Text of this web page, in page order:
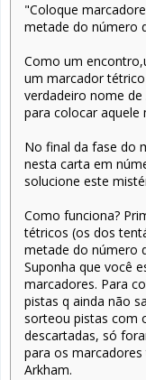
"Coloque
metade do número
Como um
um marcador
verdadeiro nome
para colocar
No final da fase do
nesta carta em
solucione este
Como funciona?
tétricos (os dos
metade do número
Suponha que você
marcadores. Para
pistas q ainda não
sorteou pistas com
descartadas, só
para os
Arkham.